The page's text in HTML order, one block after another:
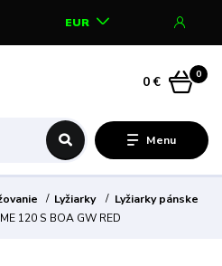
Menu
EUR
0
0 €
Lyžiarky
Lyžiarky pánske
120 S BOA GW RED